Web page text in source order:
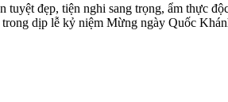
tuyệt đẹp, tiện nghi sang trọng, ẩm thực
dịp lễ kỷ niệm Mừng ngày Quốc